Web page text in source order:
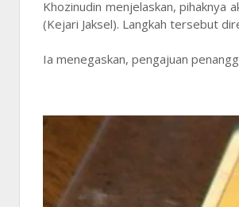
Khozinudin menjelaskan, pihaknya
(Kejari Jaksel). Langkah tersebut
Ia menegaskan, pengajuan